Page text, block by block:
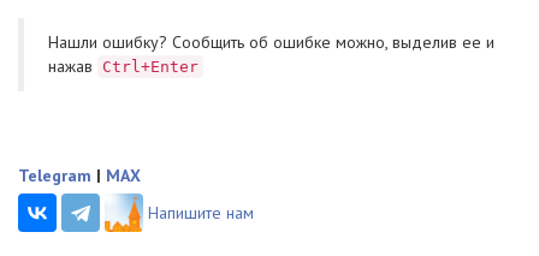
Нашли ошибку? Cообщить об ошибке можно, выделив ее и
нажав
Ctrl+Enter
Telegram | MAX
Напишите нам